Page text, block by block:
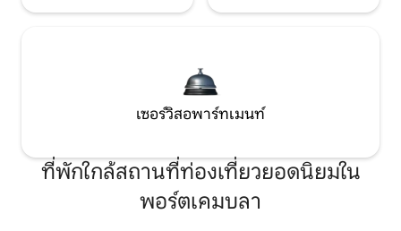
เซอร์วิสอพาร์ทเมนท์
ที่พักใกล้สถานที่ท่องเที่ยวยอดนิยมใน
พอร์ตเคมบลา